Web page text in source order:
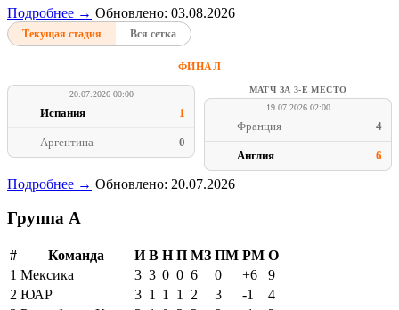
Подробнее → Обновлено: 03.08.2026
Текущая стадия Вся сетка
ФИНАЛ
20.07.2026 00:00
Испания 1
Аргентина 0
МАТЧ ЗА 3-Е МЕСТО
19.07.2026 02:00
Франция 4
Англия 6
Подробнее → Обновлено: 20.07.2026
Группа A
# Команда И В Н П МЗ ПМ РМ О
1 Мексика 3 3 0 0 6 0 +6
9
2 ЮАР 3 1 1 1 2 3 -1
4